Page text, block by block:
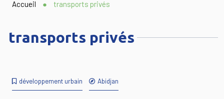
Accueil ● transports privés
transports privés
développement urbain Abidjan